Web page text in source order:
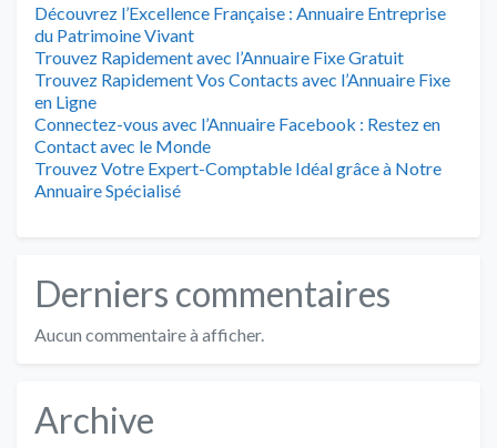
Découvrez l’Excellence Française : Annuaire Entreprise
du Patrimoine Vivant
Trouvez Rapidement avec l’Annuaire Fixe Gratuit
Trouvez Rapidement Vos Contacts avec l’Annuaire Fixe
en Ligne
Connectez-vous avec l’Annuaire Facebook : Restez en
Contact avec le Monde
Trouvez Votre Expert-Comptable Idéal grâce à Notre
Annuaire Spécialisé
Derniers commentaires
Aucun commentaire à afficher.
Archive